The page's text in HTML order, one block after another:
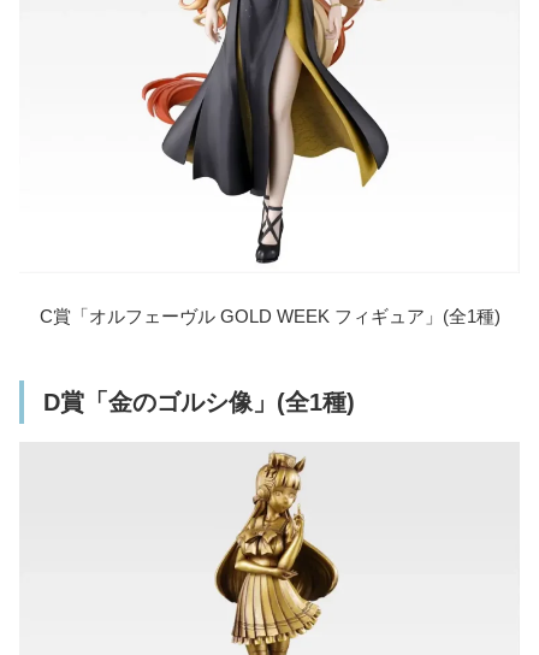
C賞「オルフェーヴル GOLD WEEK フィギュア」(全1種)
D賞「金のゴルシ像」(全1種)